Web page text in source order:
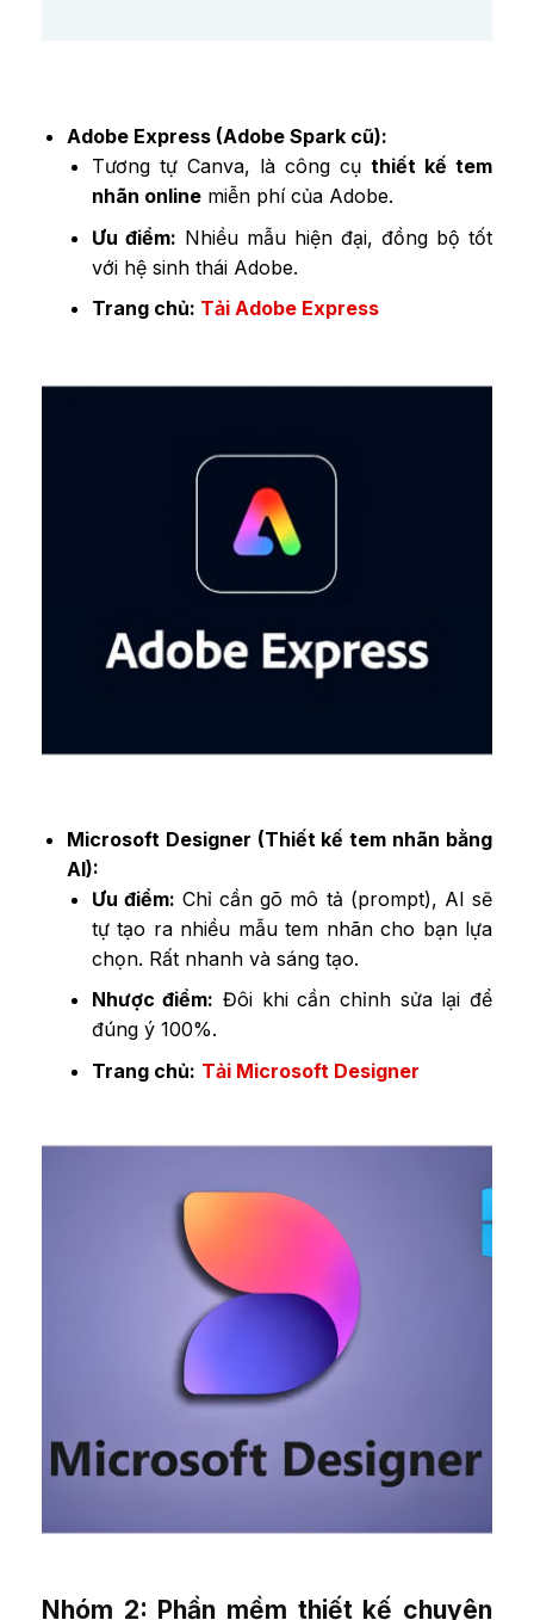
Adobe Express (Adobe Spark cũ):
Tương tự Canva, là công cụ thiết kế tem
nhãn onlinemiễn phí của Adobe.
Ưu điểm: Nhiều mẫu hiện đại, đồng bộ tốt
với hệ sinh thái Adobe.
Trang chủ: Tải Adobe Express
Microsoft Designer (Thiết kế tem nhãn bằng
AI):
Ưu điểm: Chỉ cần gõ mô tả (prompt), AI sẽ
tự tạo ra nhiều mẫu tem nhãn cho bạn lựa
chọn. Rất nhanh và sáng tạo.
Nhược điểm: Đôi khi cần chỉnh sửa lại để
đúng ý 100%.
Trang chủ: Tải Microsoft Designer
Nhóm 2: Phần mềm thiết kế chuyên